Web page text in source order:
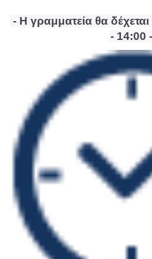
- Η γραμματεία θα
- 14:00 -